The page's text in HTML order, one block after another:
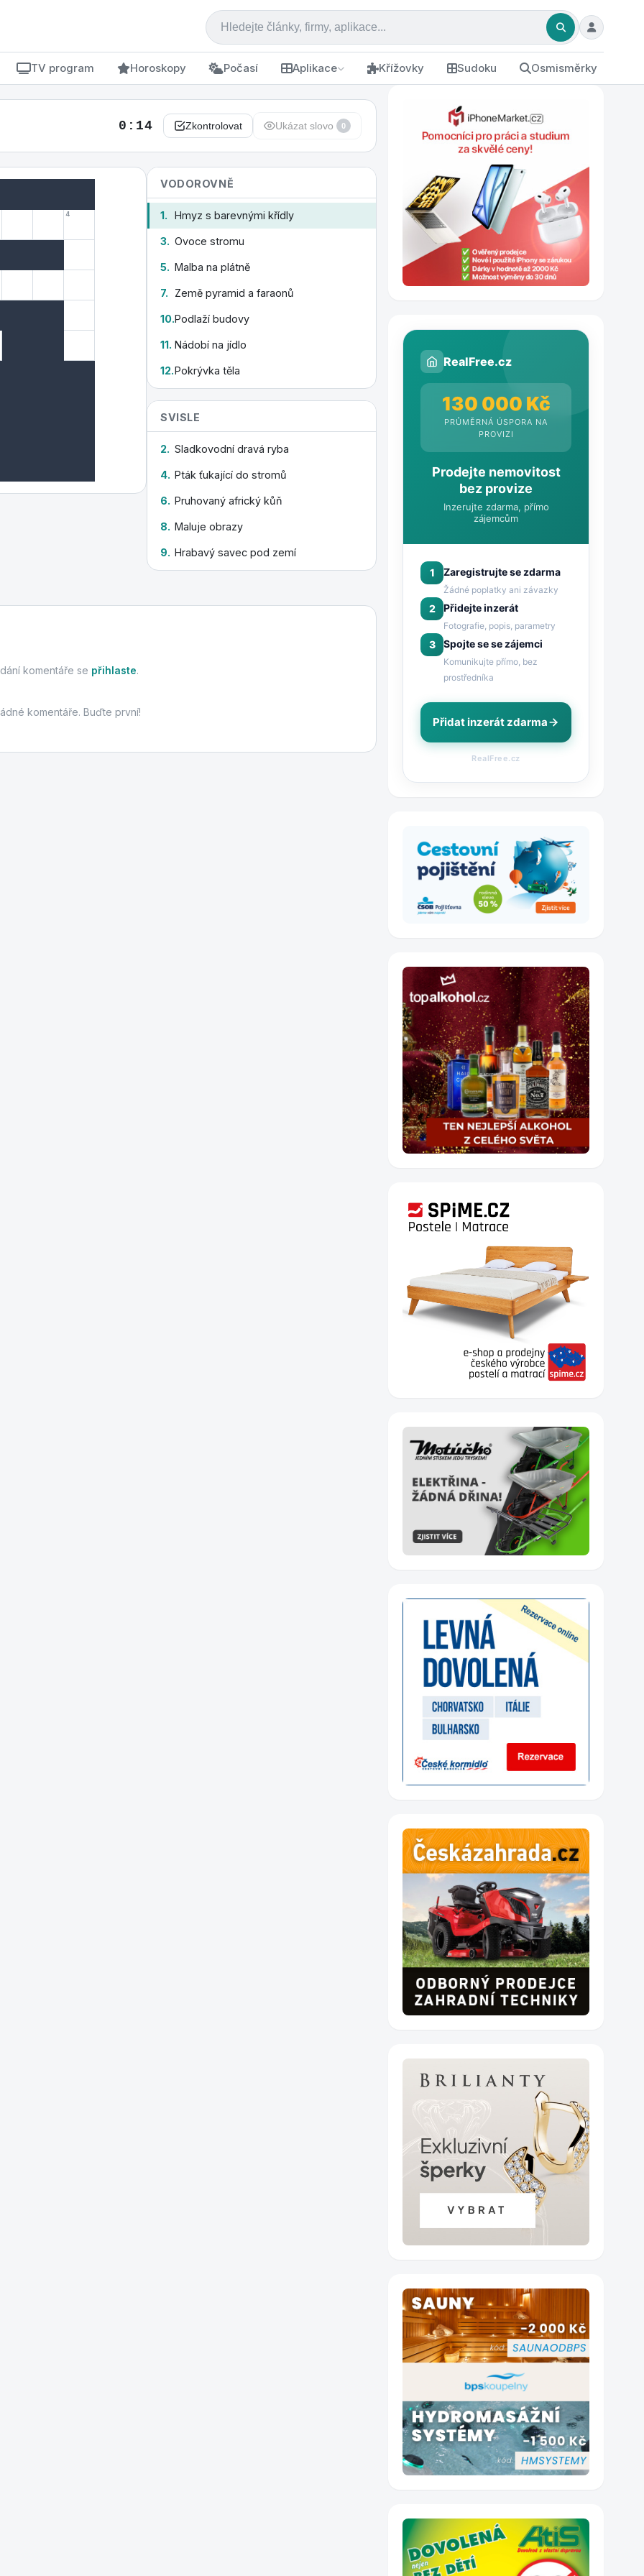
TV program Horoskopy Počasí Aplikace Křížovky Sudoku Osmisměrky
0:15 Zkontrolovat Ukázat slovo 0
4
VODOROVNĚ
1. Hmyz s barevnými křídly
3. Ovoce stromu
5. Malba na plátně
7. Země pyramid a faraonů
10.Podlaží budovy
11. Nádobí na jídlo
12.Pokrývka těla
SVISLE
2. Sladkovodní dravá ryba
4. Pták ťukající do stromů
6. Pruhovaný africký kůň
8. Maluje obrazy
9. Hrabavý savec pod zemí
komentáře se přihlaste.
komentáře. Buďte první!
RealFree.cz
130 000 Kč
PRŮMĚRNÁ ÚSPORA NA
PROVIZI
Prodejte nemovitost
bez provize
Inzerujte zdarma, přímo
zájemcům
1 Zaregistrujte se zdarma
Žádné poplatky ani závazky
2 Přidejte inzerát
Fotografie, popis, parametry
3 Spojte se se zájemci
Komunikujte přímo, bez
prostředníka
Přidat inzerát zdarma
RealFree.cz